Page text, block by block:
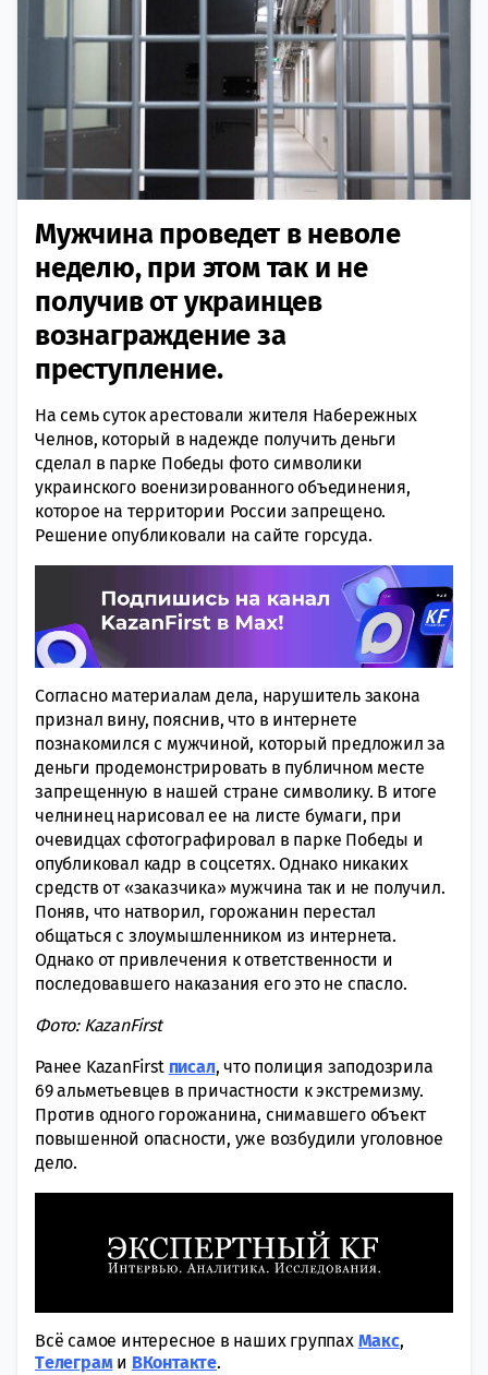
Мужчина проведет в неволе
неделю, при этом так и не
получив от украинцев
вознаграждение за
преступление.
На семь суток арестовали жителя Набережных
Челнов, который в надежде получить деньги
сделал в парке Победы фото символики
украинского военизированного объединения,
которое на территории России запрещено.
Решение опубликовали на сайте горсуда.
Согласно материалам дела, нарушитель закона
признал вину, пояснив, что в интернете
познакомился с мужчиной, который предложил за
деньги продемонстрировать в публичном месте
запрещенную в нашей стране символику. В итоге
челнинец нарисовал ее на листе бумаги, при
очевидцах сфотографировал в парке Победы и
опубликовал кадр в соцсетях. Однако никаких
средств от «заказчика» мужчина так и не получил.
Поняв, что натворил, горожанин перестал
общаться с злоумышленником из интернета.
Однако от привлечения к ответственности и
последовавшего наказания его это не спасло.
Фото: KazanFirst
Ранее KazanFirst писал, что полиция заподозрила
69 альметьевцев в причастности к экстремизму.
Против одного горожанина, снимавшего объект
повышенной опасности, уже возбудили уголовное
дело.
Всё самое интересное в наших группах Макс,
Tелеграми ВКонтакте.